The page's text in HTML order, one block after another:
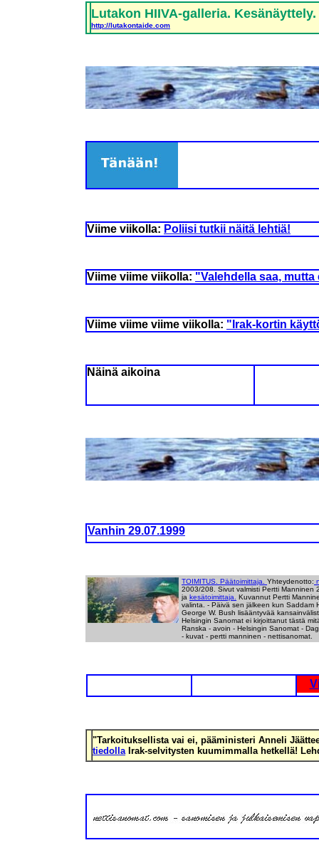
Lutakon HIIVA-galleria. Kesänäyttely.
http://lutakontaide.com
Viime viikolla: Poliisi tutkii näitä lehtiä!
Viime viime viikolla: "Valehdella saa,
Viime viime viime viikolla: "Irak-kortin
Näinä aikoina
Vanhin 29.07.1999
TOIMITUS. Päätoimittaja. Yhteydenotto:
2003/208. Sivut valmisti Pertti
ja kesätoimittaja.
Kuvannut Pertti
valinta. - Päivä sen jälkeen kun Saddam
George W. Bush lisääntyvää
Helsingin Sanomat ei kirjoittanut tästä
Ranska - avoin - Helsingin Sanomat -
- kuvat - pertti manninen - nettisanomat.
"Tarkoituksellista vai ei, pääministeri Anneli
tiedollaIrak-selvitysten kuumimmalla hetkellä!